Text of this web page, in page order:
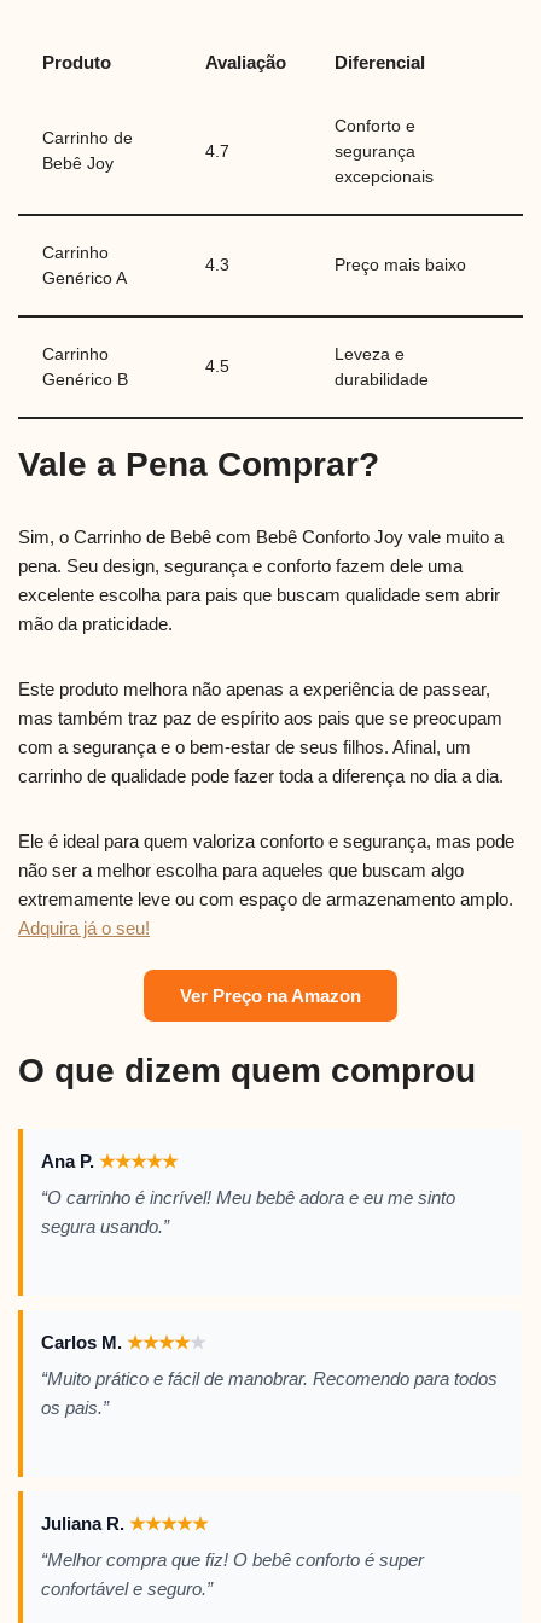
Produto Avaliação Diferencial
Carrinho de
Bebê Joy
4.7
Conforto e
segurança
excepcionais
Carrinho
Genérico A
4.3 Preço mais baixo
Carrinho
Genérico B
4.5
Leveza e
durabilidade
Vale a Pena Comprar?
Sim, o Carrinho de Bebê com Bebê Conforto Joy vale muito a
pena. Seu design, segurança e conforto fazem dele uma
excelente escolha para pais que buscam qualidade sem abrir
mão da praticidade.
Este produto melhora não apenas a experiência de passear,
mas também traz paz de espírito aos pais que se preocupam
com a segurança e o bem-estar de seus filhos. Afinal, um
carrinho de qualidade pode fazer toda a diferença no dia a dia.
Ele é ideal para quem valoriza conforto e segurança, mas pode
não ser a melhor escolha para aqueles que buscam algo
extremamente leve ou com espaço de armazenamento amplo.
Adquira já o seu!
Ver Preço na Amazon
O que dizem quem comprou
Ana P. ★★★★★
“O carrinho é incrível! Meu bebê adora e eu me sinto
segura usando.”
Carlos M. ★★★★★
“Muito prático e fácil de manobrar. Recomendo para todos
os pais.”
Juliana R. ★★★★★
“Melhor compra que fiz! O bebê conforto é super
confortável e seguro.”